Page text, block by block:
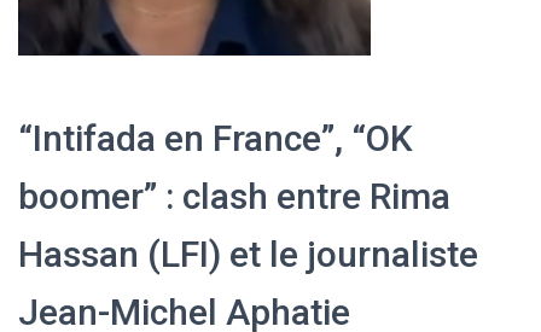
“Intifada en France”, “OK
boomer” : clash entre Rima
Hassan (LFI) et le journaliste
Jean-Michel Aphatie